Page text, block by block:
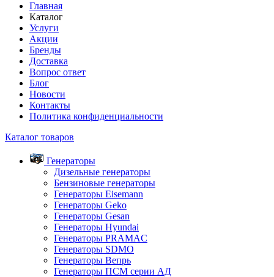
Главная
Каталог
Услуги
Акции
Бренды
Доставка
Вопрос ответ
Блог
Новости
Контакты
Политика конфиденциальности
Каталог товаров
Генераторы
Дизельные генераторы
Бензиновые генераторы
Генераторы Eisemann
Генераторы Geko
Генераторы Gesan
Генераторы Hyundai
Генераторы PRAMAC
Генераторы SDMO
Генераторы Вепрь
Генераторы ПСМ серии АД